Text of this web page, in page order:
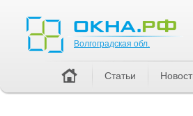
Волгоградская обл.
Статьи